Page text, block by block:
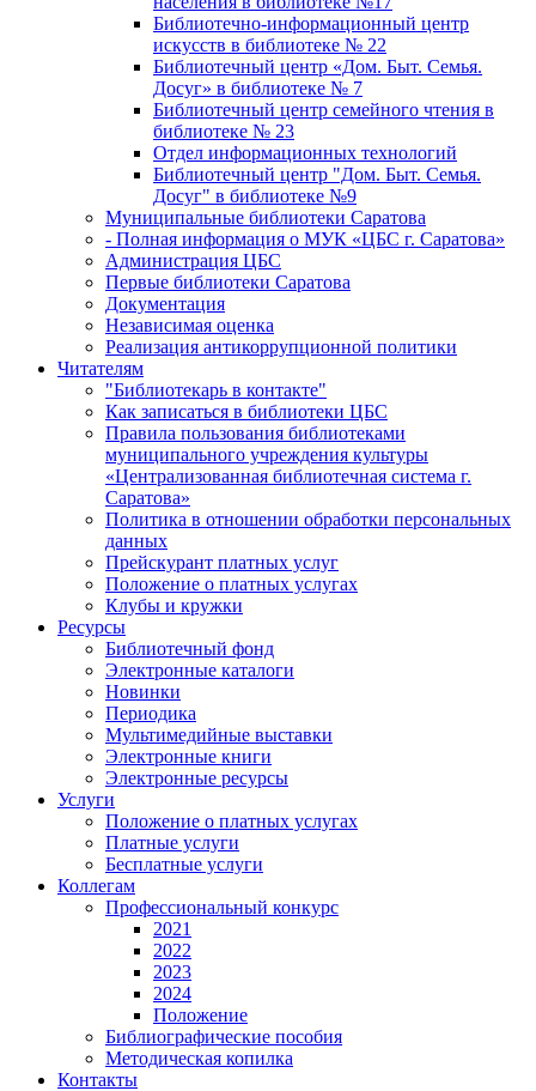
Библиотечно-информационный центр
искусств в библиотеке № 22
Библиотечный центр «Дом. Быт. Семья.
Досуг» в библиотеке № 7
Библиотечный центр семейного чтения в
библиотеке № 23
Отдел информационных технологий
Библиотечный центр "Дом. Быт. Семья.
Досуг" в библиотеке №9
Муниципальные библиотеки Саратова
- Полная информация о МУК «ЦБС г. Саратова»
Администрация ЦБС
Первые библиотеки Саратова
Документация
Независимая оценка
Реализация антикоррупционной политики
Читателям
"Библиотекарь в контакте"
Как записаться в библиотеки ЦБС
Правила пользования библиотеками
муниципального учреждения культуры
«Централизованная библиотечная система г.
Саратова»
Политика в отношении обработки персональных
данных
Прейскурант платных услуг
Положение о платных услугах
Клубы и кружки
Ресурсы
Библиотечный фонд
Электронные каталоги
Новинки
Периодика
Мультимедийные выставки
Электронные книги
Электронные ресурсы
Услуги
Положение о платных услугах
Платные услуги
Бесплатные услуги
Коллегам
Профессиональный конкурс
2021
2022
2023
2024
Положение
Библиографические пособия
Методическая копилка
Контакты